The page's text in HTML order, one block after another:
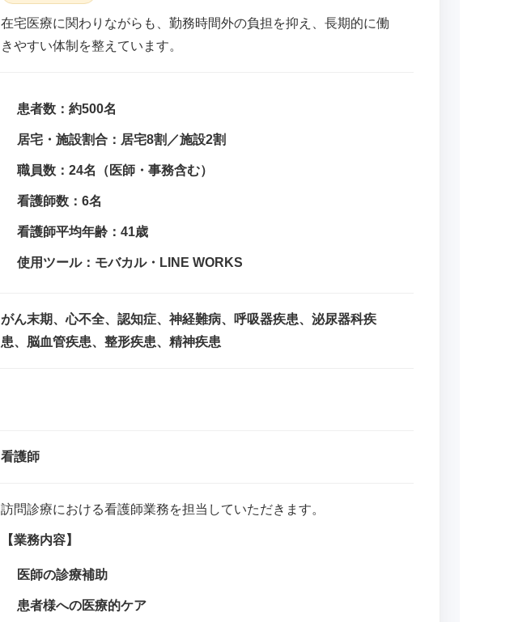
在宅医療に関わりながらも、勤務時間外の負担を抑え、長期的に働
きやすい体制を整えています。
患者数：約500名
居宅・施設割合：居宅8割／施設2割
職員数：24名（医師・事務含む）
看護師数：6名
看護師平均年齢：41歳
使用ツール：モバカル・LINE WORKS
がん末期、心不全、認知症、神経難病、呼吸器疾患、泌尿器科疾
患、脳血管疾患、整形疾患、精神疾患
看護師
訪問診療における看護師業務を担当していただきます。
【業務内容】
医師の診療補助
患者様への医療的ケア